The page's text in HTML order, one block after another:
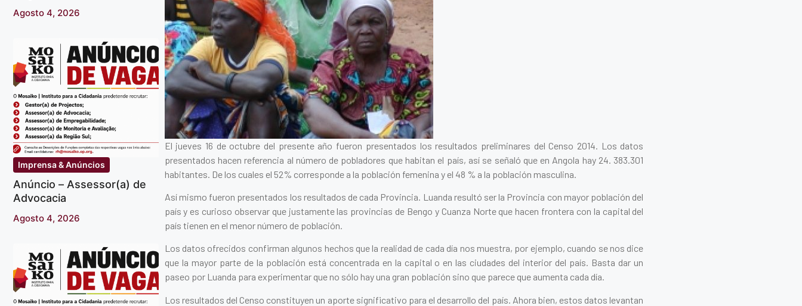
Agosto 4, 2026
Imprensa & Anúncios
Anúncio – Assessor(a) de
Advocacia
Agosto 4, 2026
El jueves 16 de octubre del presente año fueron presentados los resultados preliminares del Censo 2014. Los datos
presentados hacen referencia al número de pobladores que habitan el país, así se señaló que en Angola hay 24. 383.301
habitantes. De los cuales el 52% corresponde a la población femenina y el 48 % a la población masculina.
Así mismo fueron presentados los resultados de cada Provincia. Luanda resultó ser la Provincia con mayor población del
país y es curioso observar que justamente las provincias de Bengo y Cuanza Norte que hacen frontera con la capital del
país tienen en el menor número de población.
Los datos ofrecidos confirman algunos hechos que la realidad de cada día nos muestra, por ejemplo, cuando se nos dice
que la mayor parte de la población está concentrada en la capital o en las ciudades del interior del país. Basta dar un
paseo por Luanda para experimentar que no sólo hay una gran población sino que parece que aumenta cada día.
Los resultados del Censo constituyen un aporte significativo para el desarrollo del país. Ahora bien, estos datos levantan